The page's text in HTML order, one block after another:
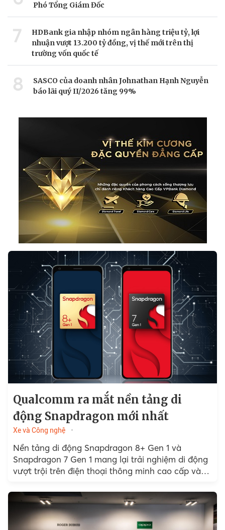
Phó Tổng Giám Đốc
7
HDBank gia nhập nhóm ngân hàng triệu tỷ, lợi
nhuận vượt 13.200 tỷ đồng, vị thế mới trên thị
trường vốn quốc tế
8
SASCO của doanh nhân Johnathan Hạnh Nguyễn
báo lãi quý II/2026 tăng 99%
Qualcomm ra mắt nền tảng di
động Snapdragon mới nhất
Xe và Công nghệ
Nền tảng di động Snapdragon 8+ Gen 1 và
Snapdragon 7 Gen 1 mang lại trải nghiệm di động
vượt trội trên điện thoại thông minh cao cấp và